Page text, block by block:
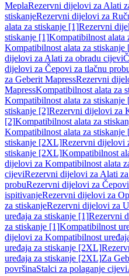
MeplaRezervni dijelovi za Alati
stiskanjeRezervni dijelovi za
alata za stiskanje [1]Rezervni
stiskanje [1]Kompatibilnost alata
Kompatibilnost alata za stiskanje
dijelovi za Alati za obradu cijevi
dijelovi za Čepovi za tlačnu
za Geberit MapressRezervni
MapressKompatibilnost alata za
Kompatibilnost alata za stiskanje
stiskanje [2]Rezervni dijelovi za
[2]Kompatibilnost alata za
Kompatibilnost alata za
stiskanje [2XL]Rezervni dijelovi
stiskanje [2XL]Kompatibilnost
dijelovi za Kompatibilnost alata
cijeviRezervni dijelovi za Alati
probuRezervni dijelovi za
ispitivanjeRezervni dijelovi za
za stiskanjeRezervni dijelovi za
uređaja za stiskanje [1]Rezervni
za stiskanje [1]Kompatibilnost
dijelovi za Kompatibilnost
uređaja za stiskanje [2XL]
uređaja za stiskanje [2XL]Za
površinaStalci za polaganje cijevi